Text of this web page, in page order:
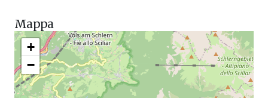
Mappa
+
−